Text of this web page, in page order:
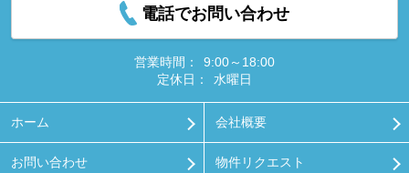
電話でお問い合わせ
営業時間：
9:00～18:00
定休日：
水曜日
ホーム 会社概要
お問い合わせ 物件リクエスト